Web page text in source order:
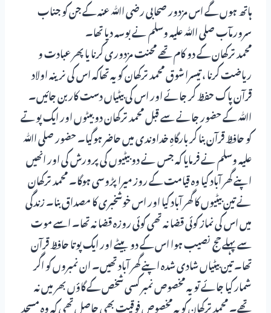
ہاتھ ہوں گے اس مزدور صحابی رضی اﷲ عنہ کے جن کو جناب
سرورمآب صلی اﷲ علیہ وسلم نے بوسہ دیا تھا۔
محمد ترکھان کے دو کام تھے محنت مزدوری کرنا یا پھر عبادت و
ریاضت کرنا ، تیسرا شوق محمد ترکھان کو یہ تھاکہ اس کی نرینہ اولاد
قرآن پاک حفظ کر جائے اور اس کی بیٹیاں دست کاربن جائیں۔
اﷲ کے حضور جانے سے قبل محمد ترکھان دو بیٹوں اور ایک پوتے
کو حافظ قرآن بنا کر بارگاہِ خداوندی میں حاضر ہوگیا۔ حضور صلی اﷲ
علیہ وسلم نے فرمایا کہ جس نے دو بیٹیوں کی پرورش کی اور انھیں
اپنے گھر آباد کیا وہ قیامت کے روز میرا پڑوسی ہوگا۔ محمد ترکھان
نے تین بیٹیوں کا گھر آباد کیا اور اس خوشخبری کا مصداق بنا۔ زندگی
میں اس کی نماز کوئی قضا نہ تھی کوئی روزہ قضا نہ تھا۔ اسے موت
سے پہلے حج نصیب ہوا اس کے دو بیٹے اور ایک پوتا حافظ قرآن
تھا۔ تین بیٹیاں شادی شدہ اپنے گھر آباد تھیں۔ ان نمبروں کو اگر
شمار کیا جائے تو یہ مخصوص نمبر کسی شخص کے گاؤں بھر میں نہ
تھے۔ محمد ترکھان کو یہ مخصوص فوقیت بھی حاصل تھی کہ وہ مسجد